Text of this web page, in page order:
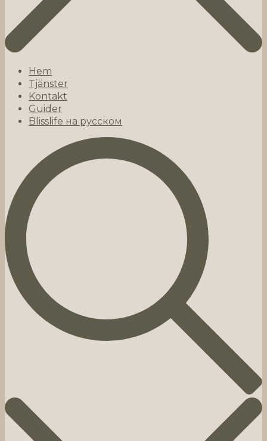
Hem
Tjänster
Kontakt
Guider
Blisslife на русском